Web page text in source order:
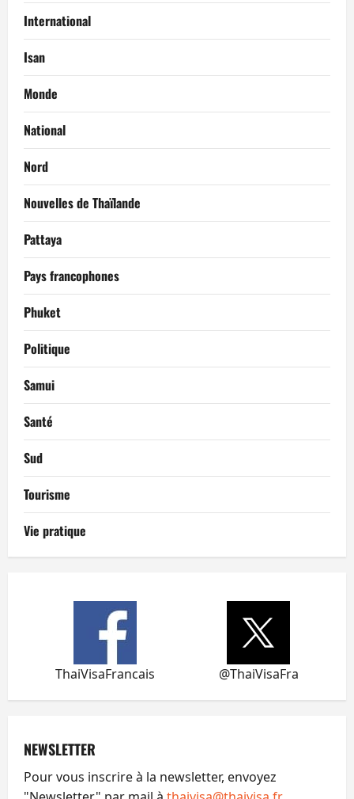
International
Isan
Monde
National
Nord
Nouvelles de Thaïlande
Pattaya
Pays francophones
Phuket
Politique
Samui
Santé
Sud
Tourisme
Vie pratique
ThaiVisaFrancais @ThaiVisaFra
NEWSLETTER
Pour vous inscrire à la newsletter, envoyez